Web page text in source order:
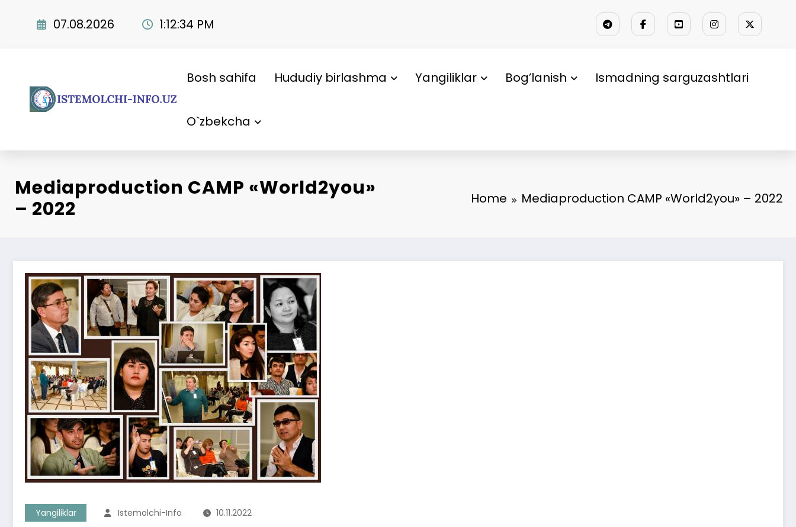
07.08.2026 1:12:36 PM
Bosh sahifa Hududiy birlashma Yangiliklar Bog’lanish Ismadning sarguzashtlari
O`zbekcha
Mediaproduction CAMP «World2you»
– 2022
Home Mediaproduction CAMP «World2you» – 2022
Yangiliklar Istemolchi-Info 10.11.2022